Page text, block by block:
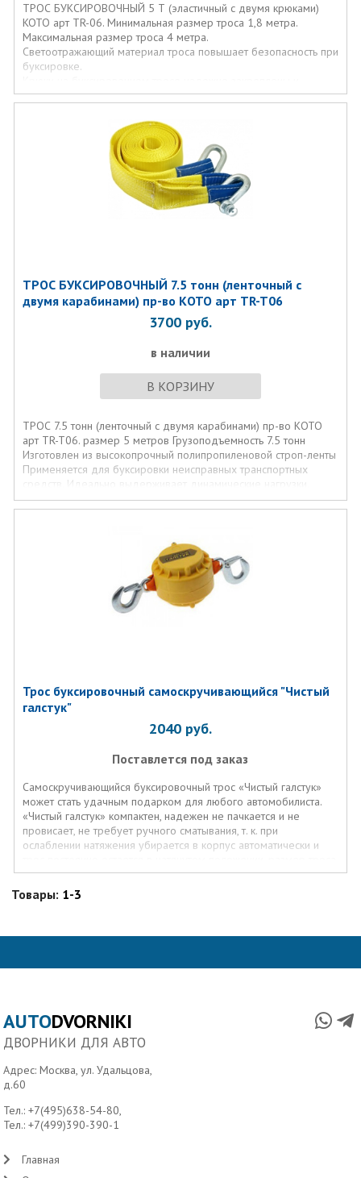
ТРОС БУКСИРОВОЧНЫЙ 5 Т (эластичный с двумя крюками)
KOTO арт TR-06. Минимальная размер троса 1,8 метра.
Максимальная размер троса 4 метра.
Светоотражающий материал троса повышает безопасность при
буксировке.
прошиты двойной строчкой.
ленты, скрытой текстильной оболочкой.
Применяется для буксировки неисправных транспортных
средств методом гибкой сцепки.
Трос отлично выдерживает динамические нагрузки при
буксировке, растягиваясь под воздействием массы и позволяя
постепенно увеличивать тяговое усилие. При снижении тяговой
нагрузки трос стягивается и не провисает над поверхностью
ТРОС БУКСИРОВОЧНЫЙ 7.5 тонн (ленточный с
двумя карабинами) пр-во КOTO арт TR-T06
3700 руб.
в наличии
В КОРЗИНУ
ТРОС 7.5 тонн (ленточный с двумя карабинами) пр-во КOTO
арт TR-T06. размер 5 метров Грузоподъемность 7.5 тонн
Изготовлен из высокопрочный полипропиленовой строп-ленты
Применяется для буксировки неисправных транспортных
средств. Идеально выдерживает динамические нагрузки.
Трос буксировочный самоскручивающийся "Чистый
галстук"
2040 руб.
Поставлется под заказ
Самоскручивающийся буксировочный трос «Чистый галстук»
может стать удачным подарком для любого автомобилиста.
«Чистый галстук» компактен, надежен не пачкается и не
провисает, не требует ручного сматывания, т. к. при
ослаблении натяжения убирается в корпус автоматически и
— 4,1 м. Масса буксируемого автомобиля — до 4,0 т
Товары: 1-3
AUTODVORNIKI
ДВОРНИКИ ДЛЯ АВТО
Адрес: Москва, ул. Удальцова,
д.60
Тел.:+7(495)638-54-80,
Тел.:+7(499)390-390-1
Главная